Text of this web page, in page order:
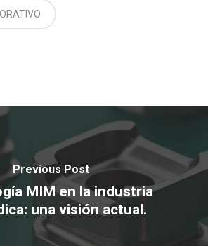
Previous Post
MIM en la industria
una visión actual.